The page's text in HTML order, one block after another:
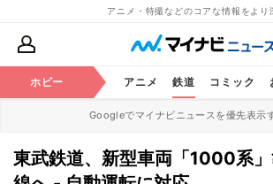
アニメ・特撮などのコアな情報をより
ホビー アニメ 鉄道 コミック
Googleでマイナビニュースを優先表示
東武鉄道、新型車両「1000系